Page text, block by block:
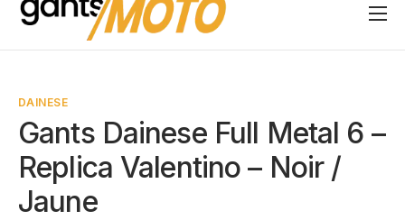
Nos tests
Types de gants
Guide d’achat
DAINESE
Gants Dainese Full Metal 6 –
Replica Valentino – Noir /
Jaune